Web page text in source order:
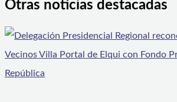
Otras noticias destacadas